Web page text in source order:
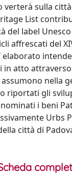
sulla
List
label
affrescati del
atto
nella
riportati gli
i beni
città di